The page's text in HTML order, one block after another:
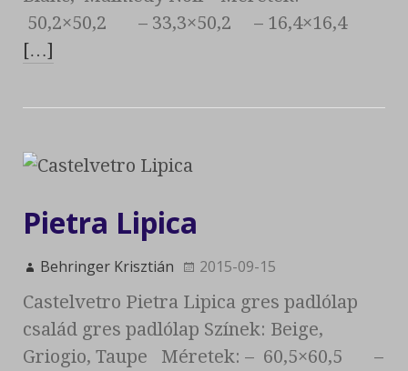
50,2×50,2 – 33,3×50,2 – 16,4×16,4
[…]
Pietra Lipica
Behringer Krisztián 2015-09-15
Castelvetro Pietra Lipica gres padlólap
család gres padlólap Színek: Beige,
Griogio, Taupe Méretek: – 60,5×60,5 –